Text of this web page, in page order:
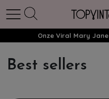
Onze Viral Mary
Best sellers